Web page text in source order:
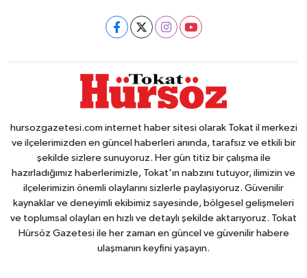
hursozgazetesi.com internet haber sitesi olarak Tokat il merkezi
ve ilçelerimizden en güncel haberleri anında, tarafsız ve etkili bir
şekilde sizlere sunuyoruz. Her gün titiz bir çalışma ile
hazırladığımız haberlerimizle, Tokat'ın nabzını tutuyor, ilimizin ve
ilçelerimizin önemli olaylarını sizlerle paylaşıyoruz. Güvenilir
kaynaklar ve deneyimli ekibimiz sayesinde, bölgesel gelişmeleri
ve toplumsal olayları en hızlı ve detaylı şekilde aktarıyoruz. Tokat
Hürsöz Gazetesi ile her zaman en güncel ve güvenilir habere
ulaşmanın keyfini yaşayın.